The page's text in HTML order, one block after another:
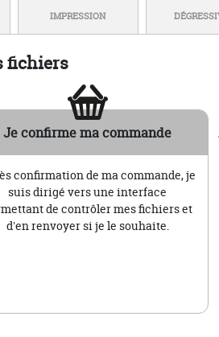
IMPRESSION
fichiers
Je confirme ma commande
confirmation de ma commande, je
suis dirigé vers une interface
de contrôler mes fichiers et
d'en renvoyer si je le souhaite.